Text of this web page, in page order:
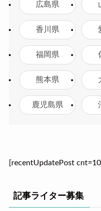
広島県
香川県
福岡県
熊本県
鹿児島県
[recentUpdatePost
記事ライター募集